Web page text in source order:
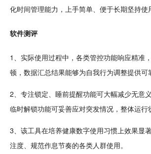
化时间管理能力，上手简单、便于长期坚持使
软件测评
1、实际使用过程中，各类管控功能响应精准
顿，数据汇总结果能够为自我行为调整提供可
2、专注锁定、睡前提醒功能可大幅减少无意
临时解锁功能可妥善应对突发情况，整体运行
3、该工具在培养健康数字使用习惯上效果显
注度、规范作息节奏的各类人群使用。